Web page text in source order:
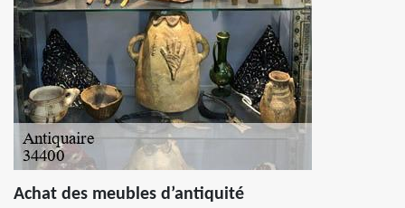
Achat des meubles d’antiquité